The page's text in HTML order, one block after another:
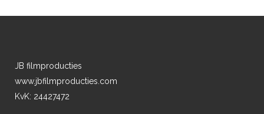
JB filmproducties
www.jbfilmproducties.com
KvK: 24427472